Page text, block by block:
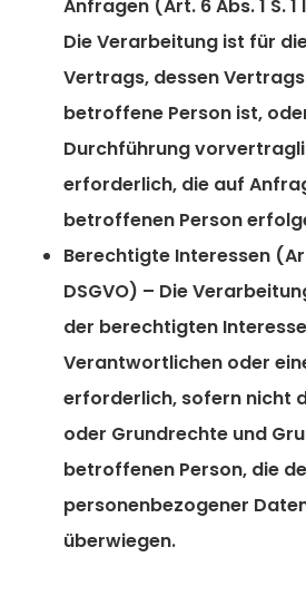
Anfragen (Art. 6 Abs. 1 S. 1
Die Verarbeitung ist für
Vertrags, dessen
betroffene Person ist,
Durchführung
erforderlich, die auf
betroffenen Person
Berechtigte Interessen
DSGVO) – Die
der berechtigten
Verantwortlichen oder
erforderlich, sofern nicht
oder Grundrechte und
betroffenen Person, die
personenbezogener
überwiegen.